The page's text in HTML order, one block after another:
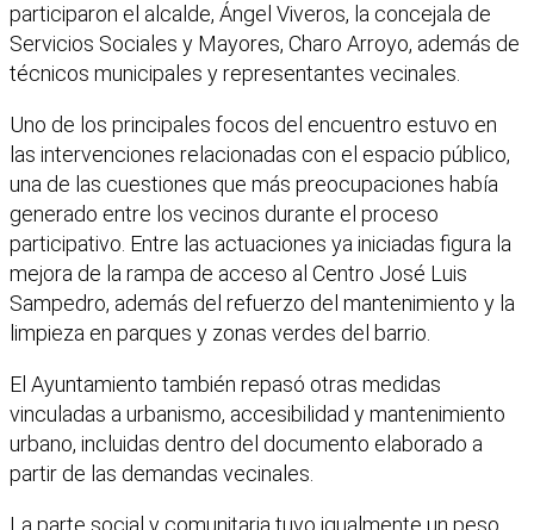
participaron el alcalde, Ángel Viveros, la concejala de
Servicios Sociales y Mayores, Charo Arroyo, además de
técnicos municipales y representantes vecinales.
Uno de los principales focos del encuentro estuvo en
las intervenciones relacionadas con el espacio público,
una de las cuestiones que más preocupaciones había
generado entre los vecinos durante el proceso
participativo. Entre las actuaciones ya iniciadas figura la
mejora de la rampa de acceso al Centro José Luis
Sampedro, además del refuerzo del mantenimiento y la
limpieza en parques y zonas verdes del barrio.
El Ayuntamiento también repasó otras medidas
vinculadas a urbanismo, accesibilidad y mantenimiento
urbano, incluidas dentro del documento elaborado a
partir de las demandas vecinales.
La parte social y comunitaria tuvo igualmente un peso